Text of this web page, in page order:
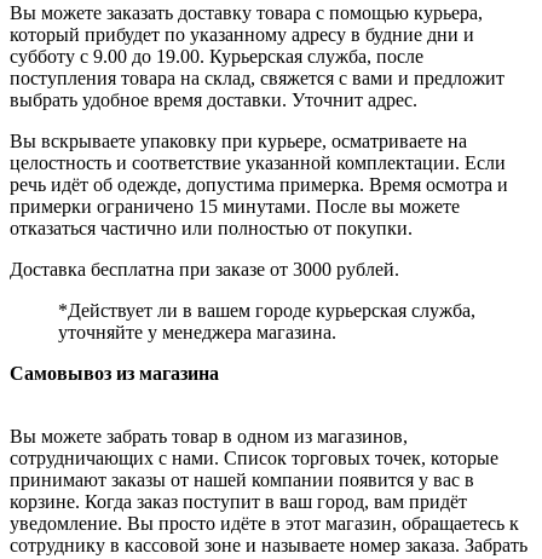
Вы можете заказать доставку товара с помощью курьера,
который прибудет по указанному адресу в будние дни и
субботу с 9.00 до 19.00. Курьерская служба, после
поступления товара на склад, свяжется с вами и предложит
выбрать удобное время доставки. Уточнит адрес.
Вы вскрываете упаковку при курьере, осматриваете на
целостность и соответствие указанной комплектации. Если
речь идёт об одежде, допустима примерка. Время осмотра и
примерки ограничено 15 минутами. После вы можете
отказаться частично или полностью от покупки.
Доставка бесплатна при заказе от 3000 рублей.
*Действует ли в вашем городе курьерская служба,
уточняйте у менеджера магазина.
Самовывоз из магазина
Вы можете забрать товар в одном из магазинов,
сотрудничающих с нами. Список торговых точек, которые
принимают заказы от нашей компании появится у вас в
корзине. Когда заказ поступит в ваш город, вам придёт
уведомление. Вы просто идёте в этот магазин, обращаетесь к
сотруднику в кассовой зоне и называете номер заказа. Забрать